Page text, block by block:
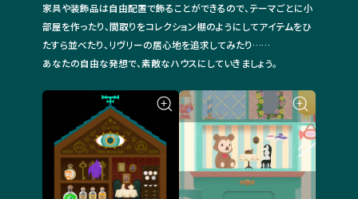
家具や装飾品は自由配置で飾ることができるので、テーマごとに小
部屋を作ったり、間取りをコレクション棚のようにしてアイテムをひ
たすら並べたり、リヴリーの居心地を追求してみたり……
あなたの自由な発想で、素敵なハウスにしていきましょう。